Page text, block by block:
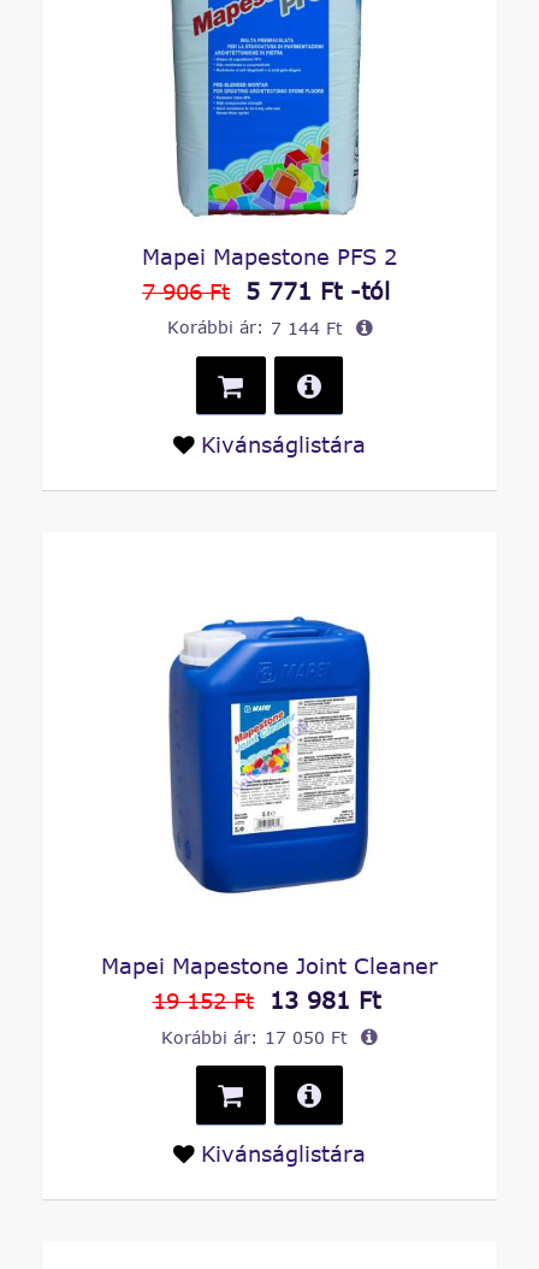
Mapei Mapestone PFS 2
7 906 Ft
5 771 Ft -tól
Korábbi ár: 7 144 Ft
Kivánságlistára
Mapei Mapestone Joint Cleaner
19 152 Ft
13 981 Ft
Korábbi ár: 17 050 Ft
Kivánságlistára